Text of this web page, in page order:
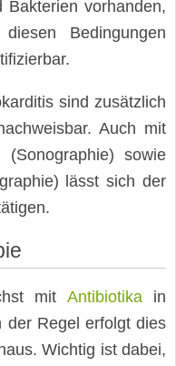
Bakterien vorhanden,
Bedingungen
sind zusätzlich
Auch mit
(Sonographie) sowie
lässt sich der
mit Antibiotikain
der Regel erfolgt dies
Wichtig ist dabei,